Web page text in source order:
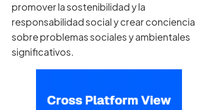
promover la sostenibilidad y la
responsabilidad social y crear conciencia
sobre problemas sociales y ambientales
significativos.